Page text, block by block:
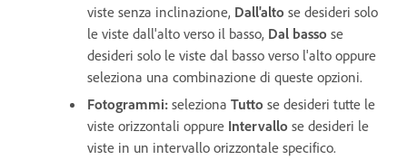
viste senza inclinazione, Dall'alto se desideri solo
le viste dall'alto verso il basso, Dal basso se
desideri solo le viste dal basso verso l'alto oppure
seleziona una combinazione di queste opzioni.
Fotogrammi: seleziona Tutto se desideri tutte le
viste orizzontali oppure Intervallo se desideri le
viste in un intervallo orizzontale specifico.